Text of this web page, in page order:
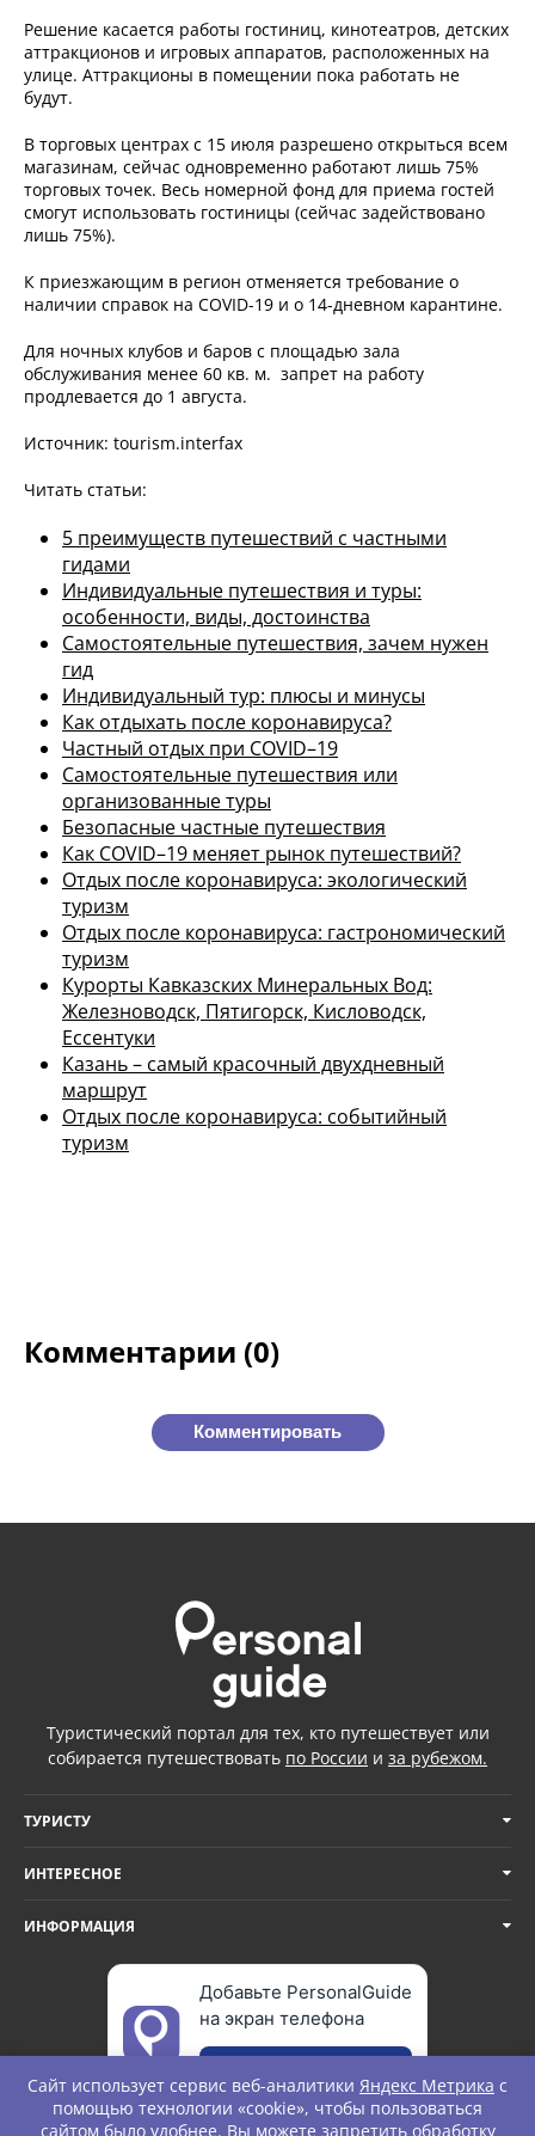
Решение касается работы гостиниц, кинотеатров, детских
аттракционов и игровых аппаратов, расположенных на
улице. Аттракционы в помещении пока работать не
будут.
В торговых центрах с 15 июля разрешено открыться всем
магазинам, сейчас одновременно работают лишь 75%
торговых точек. Весь номерной фонд для приема гостей
смогут использовать гостиницы (сейчас задействовано
лишь 75%).
К приезжающим в регион отменяется требование о
наличии справок на COVID-19 и о 14-дневном карантине.
Для ночных клубов и баров с площадью зала
обслуживания менее 60 кв. м. запрет на работу
продлевается до 1 августа.
Источник: tourism.interfax
Читать статьи:
5 преимуществ путешествий с частными
гидами
Индивидуальные путешествия и туры:
особенности, виды, достоинства
Самостоятельные путешествия, зачем нужен
гид
Индивидуальный тур: плюсы и минусы
Как отдыхать после коронавируса?
Частный отдых при COVID–19
Самостоятельные путешествия или
организованные туры
Безопасные частные путешествия
Как COVID–19 меняет рынок путешествий?
Отдых после коронавируса: экологический
туризм
Отдых после коронавируса: гастрономический
туризм
Курорты Кавказских Минеральных Вод:
Железноводск, Пятигорск, Кисловодск,
Ессентуки
Казань – самый красочный двухдневный
маршрут
Отдых после коронавируса: событийный
туризм
Комментарии (0)
Комментировать
Туристический портал для тех, кто путешествует или
собирается путешествовать по России и за рубежом.
ТУРИСТУ
ИНТЕРЕСНОЕ
ИНФОРМАЦИЯ
Добавьте PersonalGuide
на экран телефона
Сайт использует сервис веб-аналитики Яндекс Метрика с
помощью технологии «cookie», чтобы пользоваться
сайтом было удобнее. Вы можете запретить обработку